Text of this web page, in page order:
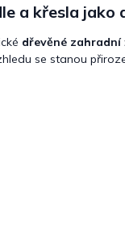
a křesla jako
dřevěné zahradní
se stanou